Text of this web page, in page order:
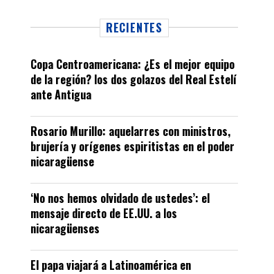
RECIENTES
Copa Centroamericana: ¿Es el mejor equipo
de la región? los dos golazos del Real Estelí
ante Antigua
Rosario Murillo: aquelarres con ministros,
brujería y orígenes espiritistas en el poder
nicaragüense
‘No nos hemos olvidado de ustedes’: el
mensaje directo de EE.UU. a los
nicaragüenses
El papa viajará a Latinoamérica en